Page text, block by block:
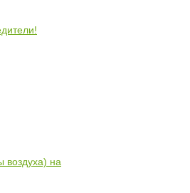
воздуха) на